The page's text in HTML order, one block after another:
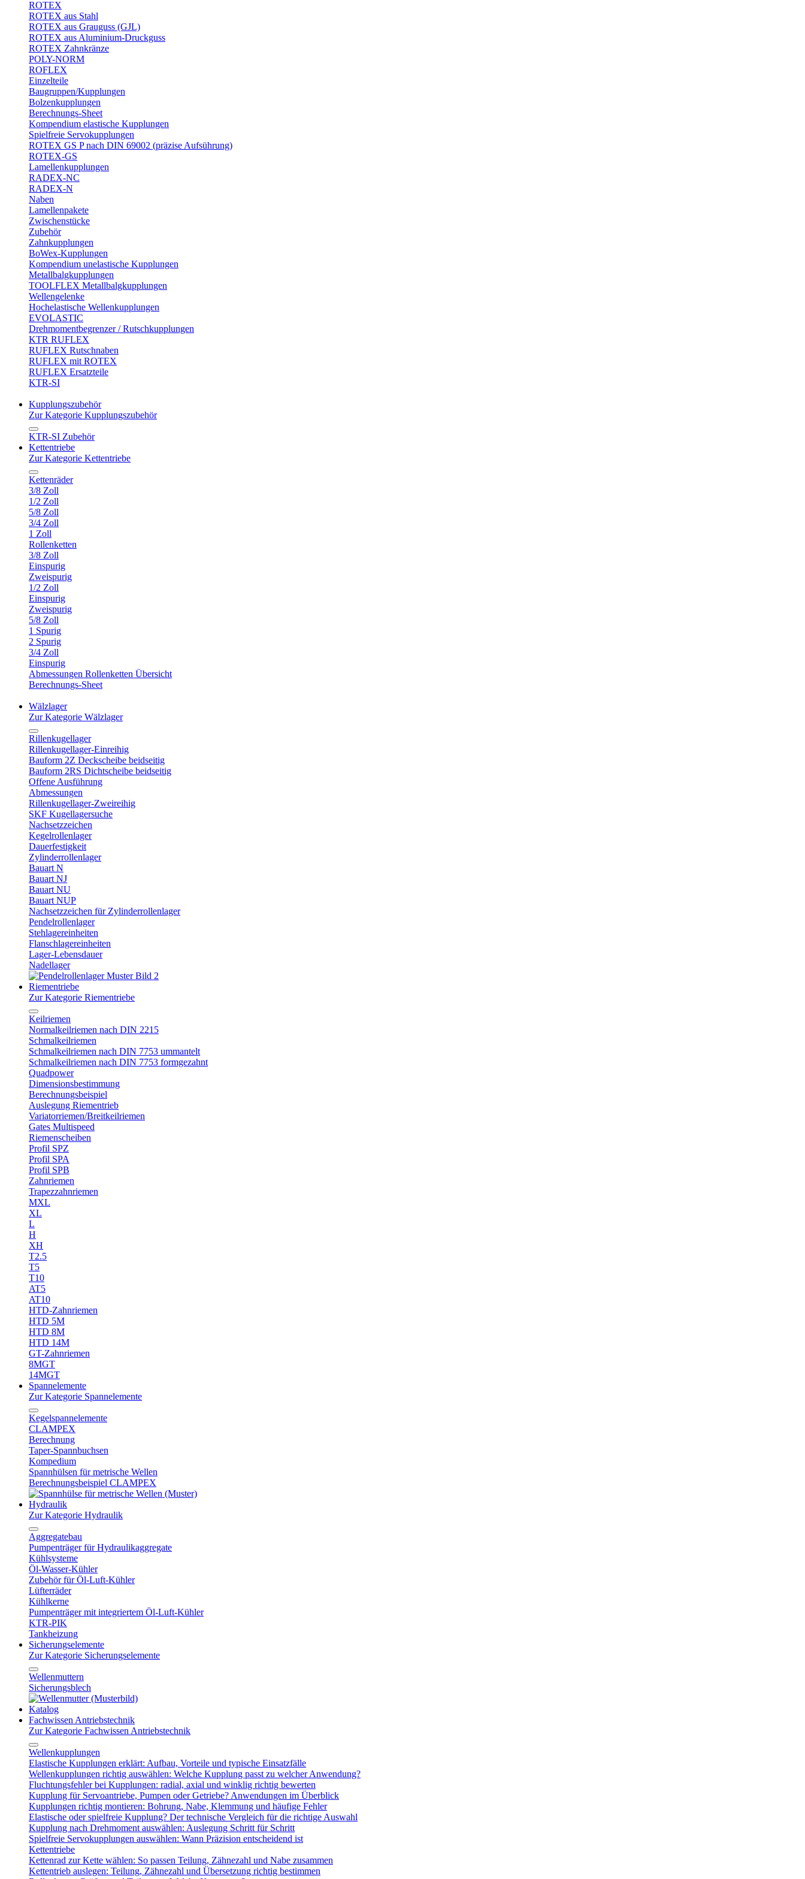
ROTEX
ROTEX aus Stahl
ROTEX aus Grauguss (GJL)
ROTEX aus Aluminium-Druckguss
ROTEX Zahnkränze
POLY-NORM
ROFLEX
Einzelteile
Baugruppen/Kupplungen
Bolzenkupplungen
Berechnungs-Sheet
Kompendium elastische Kupplungen
Spielfreie Servokupplungen
ROTEX GS P nach DIN 69002 (präzise Aufsührung)
ROTEX-GS
Lamellenkupplungen
RADEX-NC
RADEX-N
Naben
Lamellenpakete
Zwischenstücke
Zubehör
Zahnkupplungen
BoWex-Kupplungen
Kompendium unelastische Kupplungen
Metallbalgkupplungen
TOOLFLEX Metallbalgkupplungen
Wellengelenke
Hochelastische Wellenkupplungen
EVOLASTIC
Drehmomentbegrenzer / Rutschkupplungen
KTR RUFLEX
RUFLEX Rutschnaben
RUFLEX mit ROTEX
RUFLEX Ersatzteile
KTR-SI
Kupplungszubehör
Zur Kategorie Kupplungszubehör
KTR-SI Zubehör
Kettentriebe
Zur Kategorie Kettentriebe
Kettenräder
3/8 Zoll
1/2 Zoll
5/8 Zoll
3/4 Zoll
1 Zoll
Rollenketten
3/8 Zoll
Einspurig
Zweispurig
1/2 Zoll
Einspurig
Zweispurig
5/8 Zoll
1 Spurig
2 Spurig
3/4 Zoll
Einspurig
Abmessungen Rollenketten Übersicht
Berechnungs-Sheet
Wälzlager
Zur Kategorie Wälzlager
Rillenkugellager
Rillenkugellager-Einreihig
Bauform 2Z Deckscheibe beidseitig
Bauform 2RS Dichtscheibe beidseitig
Offene Ausführung
Abmessungen
Rillenkugellager-Zweireihig
SKF Kugellagersuche
Nachsetzzeichen
Kegelrollenlager
Dauerfestigkeit
Zylinderrollenlager
Bauart N
Bauart NJ
Bauart NU
Bauart NUP
Nachsetzzeichen für Zylinderrollenlager
Pendelrollenlager
Stehlagereinheiten
Flanschlagereinheiten
Lager-Lebensdauer
Nadellager
Riementriebe
Zur Kategorie Riementriebe
Keilriemen
Normalkeilriemen nach DIN 2215
Schmalkeilriemen
Schmalkeilriemen nach DIN 7753 ummantelt
Schmalkeilriemen nach DIN 7753 formgezahnt
Quadpower
Dimensionsbestimmung
Berechnungsbeispiel
Auslegung Riementrieb
Variatorriemen/Breitkeilriemen
Gates Multispeed
Riemenscheiben
Profil SPZ
Profil SPA
Profil SPB
Zahnriemen
Trapezzahnriemen
MXL
XL
L
H
XH
T2.5
T5
T10
AT5
AT10
HTD-Zahnriemen
HTD 5M
HTD 8M
HTD 14M
GT-Zahnriemen
8MGT
14MGT
Spannelemente
Zur Kategorie Spannelemente
Kegelspannelemente
CLAMPEX
Berechnung
Taper-Spannbuchsen
Kompedium
Spannhülsen für metrische Wellen
Berechnungsbeispiel CLAMPEX
Hydraulik
Zur Kategorie Hydraulik
Aggregatebau
Pumpenträger für Hydraulikaggregate
Kühlsysteme
Öl-Wasser-Kühler
Zubehör für Öl-Luft-Kühler
Lüfterräder
Kühlkerne
Pumpenträger mit integriertem Öl-Luft-Kühler
KTR-PIK
Tankheizung
Sicherungselemente
Zur Kategorie Sicherungselemente
Wellenmuttern
Sicherungsblech
Katalog
Fachwissen Antriebstechnik
Zur Kategorie Fachwissen Antriebstechnik
Wellenkupplungen
Elastische Kupplungen erklärt: Aufbau, Vorteile und typische Einsatzfälle
Wellenkupplungen richtig auswählen: Welche Kupplung passt zu welcher Anwendung?
Fluchtungsfehler bei Kupplungen: radial, axial und winklig richtig bewerten
Kupplung für Servoantriebe, Pumpen oder Getriebe? Anwendungen im Überblick
Kupplungen richtig montieren: Bohrung, Nabe, Klemmung und häufige Fehler
Elastische oder spielfreie Kupplung? Der technische Vergleich für die richtige Auswahl
Kupplung nach Drehmoment auswählen: Auslegung Schritt für Schritt
Spielfreie Servokupplungen auswählen: Wann Präzision entscheidend ist
Kettentriebe
Kettenrad zur Kette wählen: So passen Teilung, Zähnezahl und Nabe zusammen
Kettentrieb auslegen: Teilung, Zähnezahl und Übersetzung richtig bestimmen